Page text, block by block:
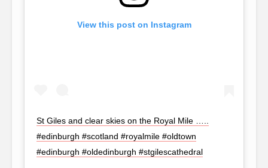
View this post on Instagram
St Giles and clear skies on the Royal Mile …..
#edinburgh #scotland #royalmile #oldtown
#edinburgh #oldedinburgh #stgilescathedral